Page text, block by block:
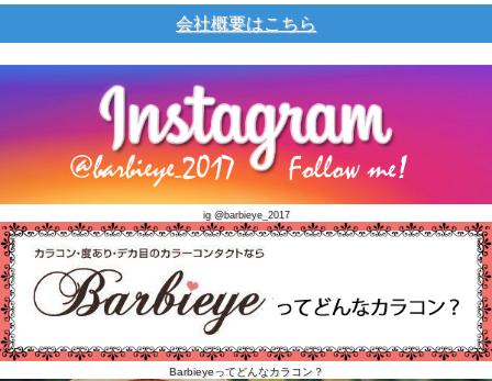
会社概要はこちら
ig @barbieye_2017
Barbieyeってどんなカラコン？